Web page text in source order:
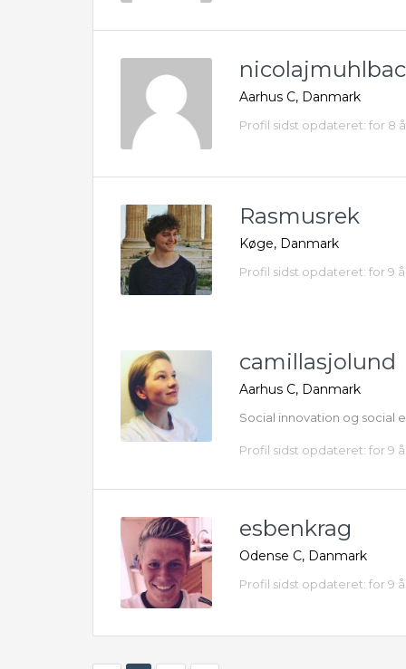
Aarhus C, Danmark
Profil sidst opdateret: for 8
Rasmusrek
Køge, Danmark
Profil sidst opdateret: for 9
camillasjolund
Aarhus C, Danmark
Social innovation og social
Profil sidst opdateret: for 9
esbenkrag
Odense C, Danmark
Profil sidst opdateret: for 9